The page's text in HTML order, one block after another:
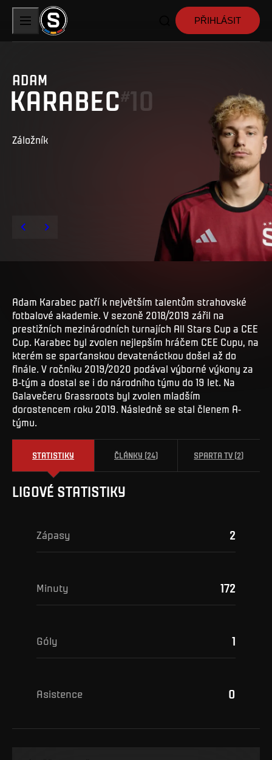
PŘIHLÁSIT
ADAM
KARABEC#10
Záložník
Adam Karabec patří k největším talentům strahovské
fotbalové akademie. V sezoně 2018/2019 zářil na
prestižních mezinárodních turnajích All Stars Cup a CEE
Cup. Karabec byl zvolen nejlepším hráčem CEE Cupu, na
kterém se sparťanskou devatenáctkou došel až do
finále. V ročníku 2019/2020 podával výborné výkony za
B-tým a dostal se i do národního týmu do 19 let. Na
Galavečeru Grassroots byl zvolen mladším
dorostencem roku 2019. Následně se stal členem A-
týmu.
STATISTIKY ČLÁNKY (24) SPARTA TV(2)
LIGOVÉ STATISTIKY
2
Zápasy
172
Minuty
1
Góly
0
Asistence